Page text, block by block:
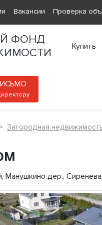
Вакансии Проверка
ФОНД
Купить
Загородная
Манушкино дер.,